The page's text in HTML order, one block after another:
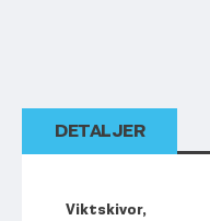
DETALJER
Viktskivor,